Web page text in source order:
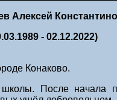
Алексей
- 02.12.2022)
Конаково.
После начала